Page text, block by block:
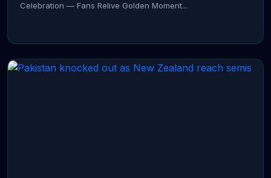
Celebration — Fans Relive Golden Moment...